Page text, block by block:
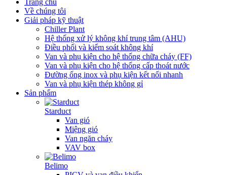
Trang chủ
Về chúng tôi
Giải pháp kỹ thuật
Chiller Plant
Hệ thống xử lý không khí trung tâm (AHU)
Điều phối và kiểm soát không khí
Van và phụ kiện cho hệ thống chữa cháy (FF)
Van và phụ kiện cho hệ thống cấp thoát nước
Đường ống inox và phụ kiện kết nối nhanh
Van và phụ kiện thép không gỉ
Sản phẩm
Starduct
Van gió
Miệng gió
Van ngăn cháy
VAV box
Belimo